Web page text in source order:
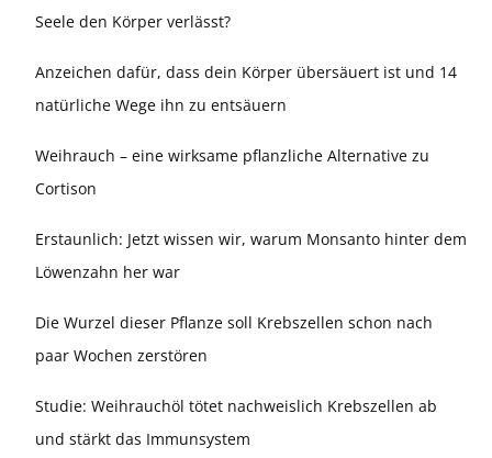
Seele den Körper verlässt?
Anzeichen dafür, dass dein Körper übersäuert ist und 14
natürliche Wege ihn zu entsäuern
Weihrauch – eine wirksame pflanzliche Alternative zu
Cortison
Erstaunlich: Jetzt wissen wir, warum Monsanto hinter dem
Löwenzahn her war
Die Wurzel dieser Pflanze soll Krebszellen schon nach
paar Wochen zerstören
Studie: Weihrauchöl tötet nachweislich Krebszellen ab
und stärkt das Immunsystem